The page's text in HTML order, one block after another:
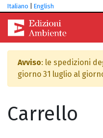
Italiano English
Avviso: le spedizioni
giorno 31 luglio al
Carrello